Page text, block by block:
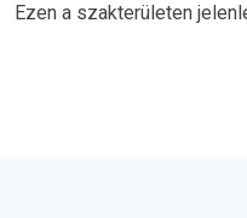
Ezen a szakterületen